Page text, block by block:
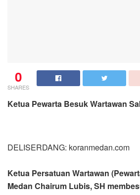
0
SHARES
Ketua Pewarta Besuk Wartawan
DELISERDANG: koranmedan.com
Ketua Persatuan Wartawan
Medan Chairum Lubis, SH